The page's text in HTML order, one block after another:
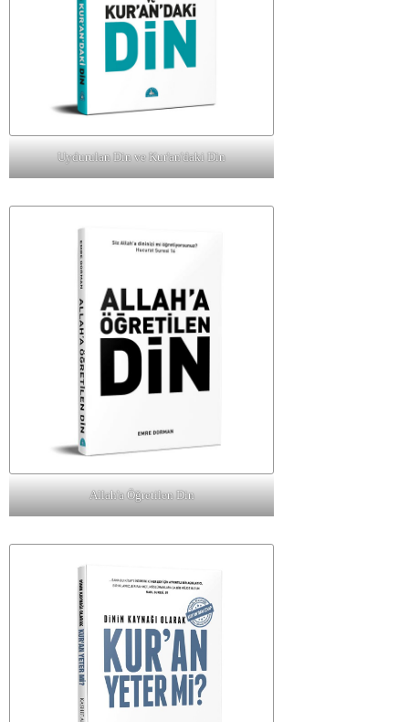
Uydurulan Din ve Kur'an'daki Din
Allah'a Öğretilen Din